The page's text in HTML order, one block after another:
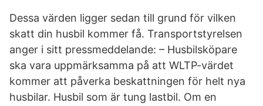
Dessa värden ligger sedan till grund för vilken
skatt din husbil kommer få. Transportstyrelsen
anger i sitt pressmeddelande: – Husbilsköpare
ska vara uppmärksamma på att WLTP-värdet
kommer att påverka beskattningen för helt nya
husbilar. Husbil som är tung lastbil. Om en